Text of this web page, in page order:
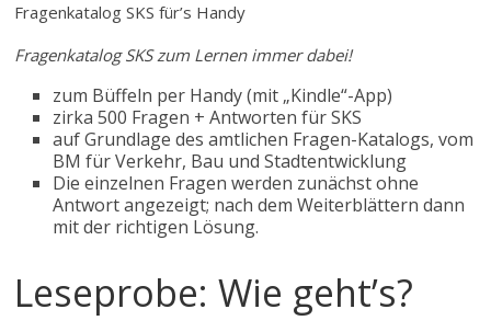
Fragenkatalog SKS für’s Handy
Fragenkatalog SKS zum Lernen immer dabei!
zum Büffeln per Handy (mit „Kindle“-App)
zirka 500 Fragen + Antworten für SKS
auf Grundlage des amtlichen Fragen-Katalogs, vom
BM für Verkehr, Bau und Stadtentwicklung
Die einzelnen Fragen werden zunächst ohne
Antwort angezeigt; nach dem Weiterblättern dann
mit der richtigen Lösung.
Leseprobe: Wie geht’s?